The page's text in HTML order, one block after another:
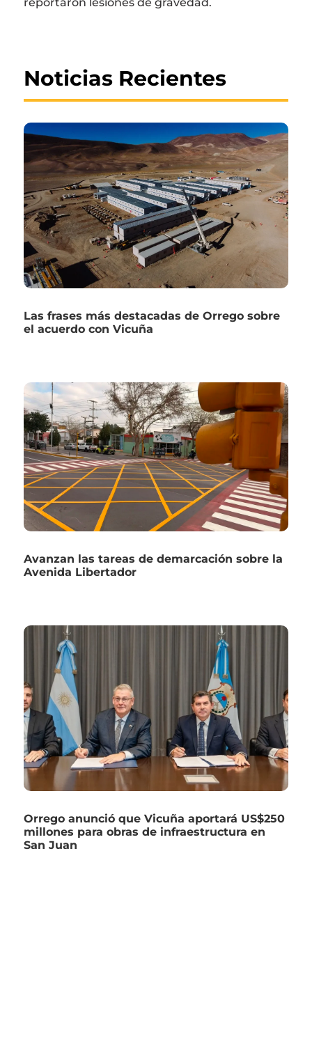
Noticias Recientes
Las frases más destacadas de Orrego sobre
el acuerdo con Vicuña
Avanzan las tareas de demarcación sobre la
Avenida Libertador
Orrego anunció que Vicuña aportará US$250
millones para obras de infraestructura en
San Juan